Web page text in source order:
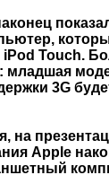
iPod Touch.
младшая
3G
на
Apple